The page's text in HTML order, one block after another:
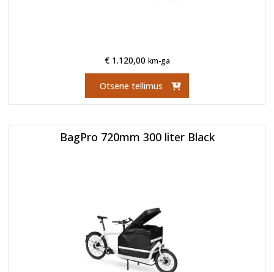
€ 1.120,00 km-ga
Otsene tellimus
BagPro 720mm 300 liter Black